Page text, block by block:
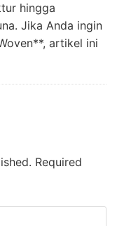
hingga
Jika Anda ingin
artikel ini
Required